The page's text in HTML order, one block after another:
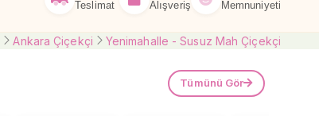
Teslimat
Alışveriş
Memnuniyeti
Ankara Çiçekçi Yenimahalle - Susuz Mah Çiçekçi
Tümünü Gör